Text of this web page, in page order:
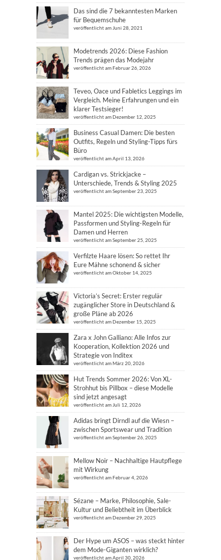
Das sind die 7 bekanntesten Marken
für Bequemschuhe
veröffentlicht am Juni 28, 2021
Modetrends 2026: Diese Fashion
Trends prägen das Modejahr
veröffentlicht am Februar 26, 2026
Teveo, Oace und Fabletics Leggings im
Vergleich. Meine Erfahrungen und ein
klarer Testsieger!
veröffentlicht am Dezember 12, 2025
Business Casual Damen: Die besten
Outfits, Regeln und Styling-Tipps fürs
Büro
veröffentlicht am April 13, 2026
Cardigan vs. Strickjacke –
Unterschiede, Trends & Styling 2025
veröffentlicht am September 23, 2025
Mantel 2025: Die wichtigsten Modelle,
Passformen und Styling-Regeln für
Damen und Herren
veröffentlicht am September 25, 2025
Verfilzte Haare lösen: So rettet Ihr
Eure Mähne schonend & sicher
veröffentlicht am Oktober 14, 2025
Victoria’s Secret: Erster regulär
zugänglicher Store in Deutschland &
große Pläne ab 2026
veröffentlicht am Dezember 15, 2025
Zara x John Galliano: Alle Infos zur
Kooperation, Kollektion 2026 und
Strategie von Inditex
veröffentlicht am März 20, 2026
Hut Trends Sommer 2026: Von XL-
Strohhut bis Pillbox – diese Modelle
sind jetzt angesagt
veröffentlicht am Juli 12, 2026
Adidas bringt Dirndl auf die Wiesn –
zwischen Sportswear und Tradition
veröffentlicht am September 26, 2025
Mellow Noir – Nachhaltige Hautpflege
mit Wirkung
veröffentlicht am Februar 4, 2026
Sézane – Marke, Philosophie, Sale-
Kultur und Beliebtheit im Überblick
veröffentlicht am Dezember 29, 2025
Der Hype um ASOS – was steckt hinter
dem Mode-Giganten wirklich?
veröffentlicht am April 30, 2026